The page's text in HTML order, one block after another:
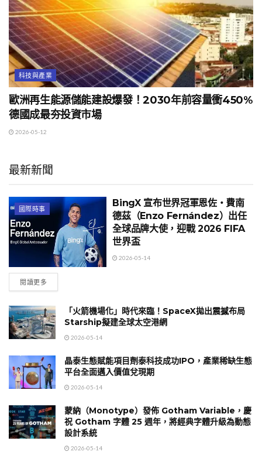
科技與產業
歐洲再生能源儲能建設爆發！2030年前容量衝450%
德國成最夯投資市場
2026-05-12
最新新聞
國際時事
BingX 宣布世界冠軍恩佐・費南
德茲（Enzo Fernández）出任
全球品牌大使，迎戰 2026 FIFA
世界盃
2026-05-14
閱讀更多
「火箭機場化」時代來臨！SpaceX拋出震撼布局
Starship擬建全球太空港網
2026-05-14
晶泰生態賦能項目劑泰科技成功IPO，產業稀缺生態
平台全面邁入價值兌現期
2026-05-14
蒙納（Monotype）發佈 Gotham Variable，慶
祝 Gotham 字體 25 週年，將經典字體升級為動態
設計系統
2026-05-14